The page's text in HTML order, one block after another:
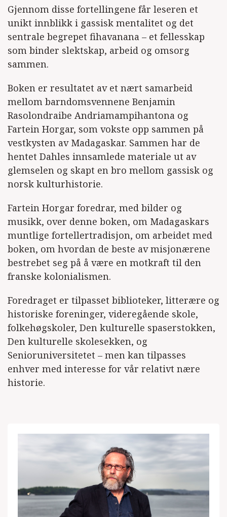
Gjennom disse fortellingene får leseren et
unikt innblikk i gassisk mentalitet og det
sentrale begrepet fihavanana – et fellesskap
som binder slektskap, arbeid og omsorg
sammen.
Boken er resultatet av et nært samarbeid
mellom barndomsvennene Benjamin
Rasolondraibe Andriamampihantona og
Fartein Horgar, som vokste opp sammen på
vestkysten av Madagaskar. Sammen har de
hentet Dahles innsamlede materiale ut av
glemselen og skapt en bro mellom gassisk og
norsk kulturhistorie.
Fartein Horgar foredrar, med bilder og
musikk, over denne boken, om Madagaskars
muntlige fortellertradisjon, om arbeidet med
boken, om hvordan de beste av misjonærene
bestrebet seg på å være en motkraft til den
franske kolonialismen.
Foredraget er tilpasset biblioteker, litterære og
historiske foreninger, videregående skole,
folkehøgskoler, Den kulturelle spaserstokken,
Den kulturelle skolesekken, og
Senioruniversitetet – men kan tilpasses
enhver med interesse for vår relativt nære
historie.